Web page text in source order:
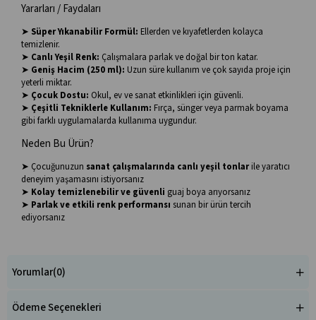
Yararları / Faydaları
➤ Süper Yıkanabilir Formül: Ellerden ve kıyafetlerden kolayca
temizlenir.
➤ Canlı Yeşil Renk: Çalışmalara parlak ve doğal bir ton katar.
➤ Geniş Hacim (250 ml): Uzun süre kullanım ve çok sayıda proje için
yeterli miktar.
➤ Çocuk Dostu: Okul, ev ve sanat etkinlikleri için güvenli.
➤ Çeşitli Tekniklerle Kullanım: Fırça, sünger veya parmak boyama
gibi farklı uygulamalarda kullanıma uygundur.
Neden Bu Ürün?
➤ Çocuğunuzun sanat çalışmalarında canlı yeşil tonlarile yaratıcı
deneyim yaşamasını istiyorsanız
➤ Kolay temizlenebilir ve güvenli guaj boya arıyorsanız
➤ Parlak ve etkili renk performansı sunan bir ürün tercih
ediyorsanız
Yorumlar(0)
Ödeme Seçenekleri